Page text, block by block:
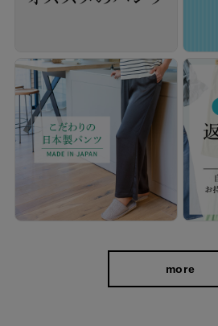
キックバック性にも優れているので、
しまい、膝がポコっと伸びてしまう心配
more